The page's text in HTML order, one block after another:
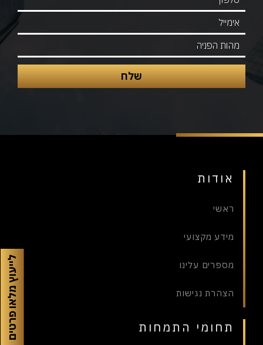
לייעוץ מלאו פרטים
אודות
ראשי
מידע מקצועי
מספרים עלינו
הצהרת נגישות
תחומי התמחות